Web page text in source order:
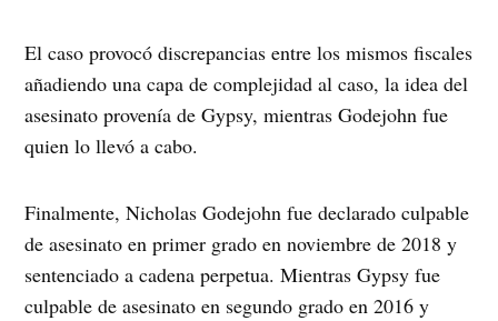
El caso provocó discrepancias entre los mismos fiscales
añadiendo una capa de complejidad al caso, la idea del
asesinato provenía de Gypsy, mientras Godejohn fue
quien lo llevó a cabo.
Finalmente, Nicholas Godejohn fue declarado culpable
de asesinato en primer grado en noviembre de 2018 y
sentenciado a cadena perpetua. Mientras Gypsy fue
culpable de asesinato en segundo grado en 2016 y